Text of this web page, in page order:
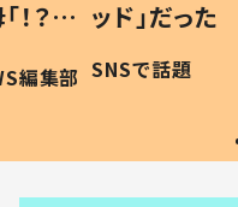
？」
編集部
ッド」だっ
作り続ける
#令和の子
SNSで話題